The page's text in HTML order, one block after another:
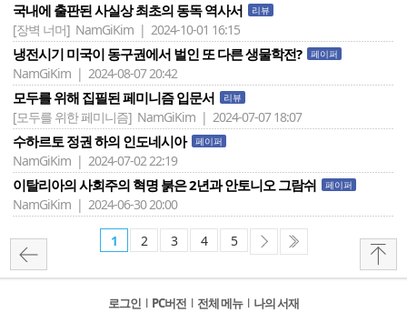
국내에 출판된 사실상 최초의 동독 역사서 리뷰
[장벽 너머] NamGiKim | 2024-10-01 16:15
냉전시기 미국이 동구권에서 벌인 또 다른 생물학전? 페이퍼
NamGiKim | 2024-08-07 20:42
모두를 위해 집필된 페미니즘 입문서 리뷰
[모두를 위한 페미니즘] NamGiKim | 2024-07-07 18:07
수하르토 정권 하의 인도네시아 페이퍼
NamGiKim | 2024-07-02 22:19
이탈리아의 사회주의 혁명 붉은 2년과 안토니오 그람쉬 페이퍼
NamGiKim | 2024-06-30 20:00
1 2 3 4 5
로그인 l PC버전 l 전체 메뉴 l 나의 서재